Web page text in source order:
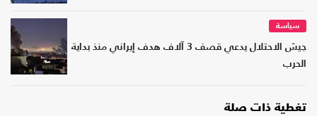
سياسة
جيش الاحتلال يدعي قصف 3 آلاف هدف إيراني منذ بداية
الحرب
تغطية ذات صلة